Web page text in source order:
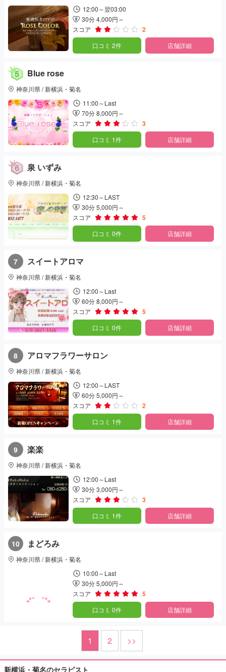
12:00～翌03:00
30分 4,000円～
スコア
2
口コミ 2件 店舗詳細
Blue rose
神奈川県 / 新横浜・菊名
11:00～Last
70分 8,000円～
スコア
3
口コミ 1件 店舗詳細
泉 いずみ
神奈川県 / 新横浜・菊名
12:30～LAST
30分 5,000円～
スコア
5
口コミ 0件 店舗詳細
7 スイートアロマ
神奈川県 / 新横浜・菊名
12:00～Last
60分 8,000円～
スコア
5
口コミ 0件 店舗詳細
8 アロマフラワーサロン
神奈川県 / 新横浜・菊名
12:00～LAST
60分 5,000円～
スコア
2
口コミ 1件 店舗詳細
9 楽楽
神奈川県 / 新横浜・菊名
12:00～Last
30分 3,000円～
スコア
3
口コミ 1件 店舗詳細
10 まどろみ
神奈川県 / 新横浜・菊名
10:00～Last
30分 5,000円～
スコア
5
口コミ 0件 店舗詳細
1 2 >>
新横浜・菊名のセラピスト